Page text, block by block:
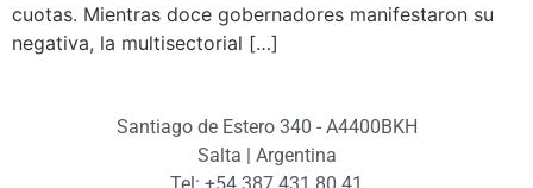
cuotas. Mientras doce gobernadores manifestaron su
negativa, la multisectorial […]
Santiago de Estero 340 - A4400BKH
Salta | Argentina
Tel: +54 387 431 80 41